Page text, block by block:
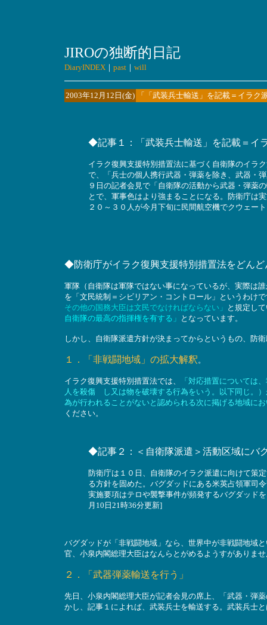
JIROの独断的日記
DiaryINDEX｜ past｜ will
2003年12月12日(金) 「「武装兵士輸送」を記載＝イラ
◆記事１：「武装兵士輸送」を記載＝イ
イラク復興支援特別措置法に基づく自衛隊のイラ
で、「兵士の個人携行武器・弾薬を除き、武器・
９日の記者会見で「自衛隊の活動から武器・弾薬
とで、軍事色はより強まることになる。防衛庁は
２０～３０人が今月下旬に民間航空機でクウェー
◆防衛庁がイラク復興支援特別措置法をどんど
軍隊（自衛隊は軍隊ではない事になっているが、実際は
を「文民統制＝シビリアン・コントロール」というわけ
その他の国務大臣は文民でなければならない」 と規定し
自衛隊の最高の指揮権を有する」 となっています。
しかし、自衛隊派遣方針が決まってからというもの、防
１．「非戦闘地域」の拡大解釈。
イラク復興支援特別措置法では、
「対応措置については
人を殺傷 し又は物を破壊する行為をいう。以下同じ。
為が行われることがないと認められる次に掲げる地域に
ください。
◆記事２：＜自衛隊派遣＞活動区域にバ
防衛庁は１０日、自衛隊のイラク派遣に向けて策
る方針を固めた。バグダッドにある米英占領軍司
実施要項はテロや襲撃事件が頻発するバグダッド
月10日21時36分更新]
バグダッドが「非戦闘地域」なら、世界中が非戦闘地域
官、小泉内閣総理大臣はなんらとがめるようすがありま
２．「武器弾薬輸送を行う」
先日、小泉内閣総理大臣が記者会見の席上、「武器・弾
かし、記事１によれば、武装兵士を輸送する。武装兵士